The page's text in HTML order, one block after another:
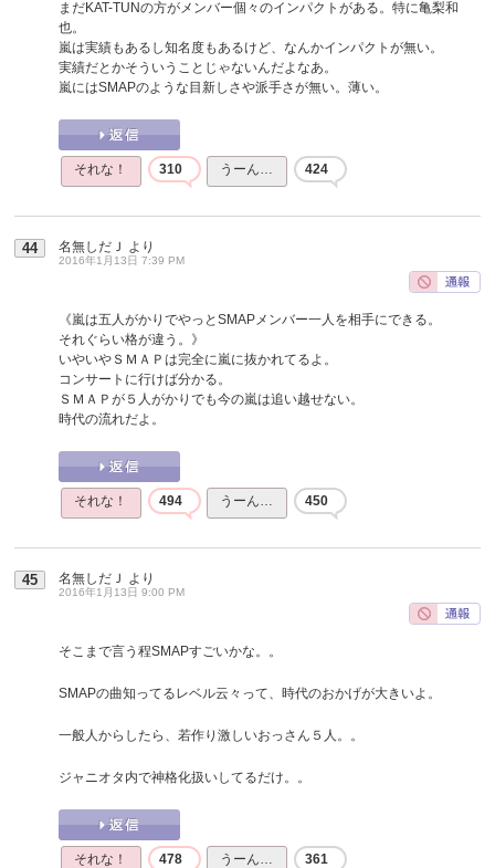
まだKAT-TUNの方がメンバー個々のインパクトがある。特に亀梨和
也。
嵐は実績もあるし知名度もあるけど、なんかインパクトが無い。
実績だとかそういうことじゃないんだよなあ。
嵐にはSMAPのような目新しさや派手さが無い。薄い。
それな！ 310 うーん… 424
44 名無しだＪ より
2016年1月13日 7:39 PM
《嵐は五人がかりでやっとSMAPメンバー一人を相手にできる。
それぐらい格が違う。》
いやいやＳＭＡＰは完全に嵐に抜かれてるよ。
コンサートに行けば分かる。
ＳＭＡＰが５人がかりでも今の嵐は追い越せない。
時代の流れだよ。
それな！ 494 うーん… 450
45 名無しだＪ より
2016年1月13日 9:00 PM
そこまで言う程SMAPすごいかな。。
SMAPの曲知ってるレベル云々って、時代のおかげが大きいよ。
一般人からしたら、若作り激しいおっさん５人。。
ジャニオタ内で神格化扱いしてるだけ。。
それな！ 478 うーん… 361